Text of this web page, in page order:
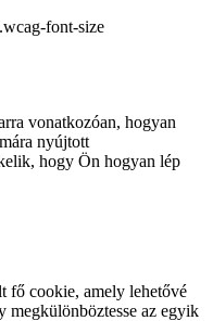
font-size
vonatkozóan, hogyan
nyújtott
hogy Ön hogyan lép
fő cookie, amely lehetővé
megkülönböztesse az egyik